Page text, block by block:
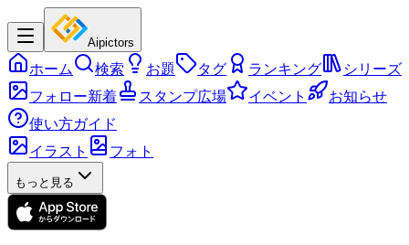
Aipictors
ホーム 検索 お題 タグ ランキング
シリーズ
フォロー新着
スタンプ広場 イベント
お知らせ
使い方ガイド
イラスト
フォト
もっと見る